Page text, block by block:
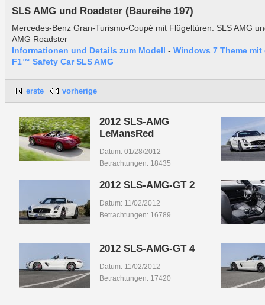
SLS AMG und Roadster (Baureihe 197)
Mercedes-Benz Gran-Turismo-Coupé mit Flügeltüren: SLS AMG
AMG Roadster
Informationen und Details zum Modell - Windows 7 Theme mit
F1™ Safety Car SLS AMG
erste vorherige
2012 SLS-AMG
LeMansRed
Datum: 01/28/2012
Betrachtungen: 18435
2012 SLS-AMG-GT 2
Datum: 11/02/2012
Betrachtungen: 16789
2012 SLS-AMG-GT 4
Datum: 11/02/2012
Betrachtungen: 17420